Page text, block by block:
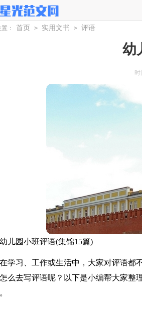
： 首页 > 实用文书 > 评语
幼
时
幼儿园小班评语(集锦15篇)
在学习、工作或生活中，大家对评语都
么去写评语呢？以下是小编帮大家整